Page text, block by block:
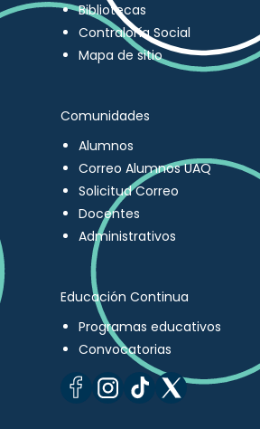
Bibliotecas
Contraloría Social
Mapa de sitio
Comunidades
Alumnos
Correo Alumnos UAQ
Solicitud Correo
Docentes
Administrativos
Educación Continua
Programas educativos
Convocatorias